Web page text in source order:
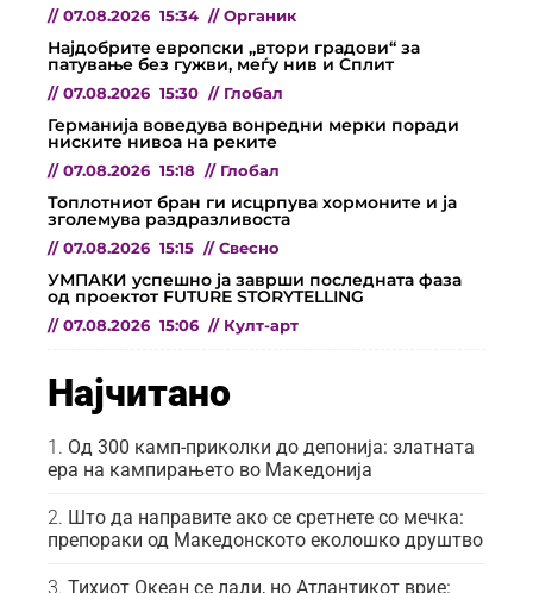
// 07.08.2026 15:34 // Органик
Најдобрите европски „втори градови“ за
патување без гужви, меѓу нив и Сплит
// 07.08.2026 15:30 // Глобал
Германија воведува вонредни мерки поради
ниските нивоа на реките
// 07.08.2026 15:18 // Глобал
Топлотниот бран ги исцрпува хормоните и ја
зголемува раздразливоста
// 07.08.2026 15:15 // Свесно
УМПАКИ успешно ја заврши последната фаза
од проектот FUTURE STORYTELLING
// 07.08.2026 15:06 // Култ-арт
Најчитано
Од 300 камп-приколки до депонија: златната
ера на кампирањето во Македонија
Што да направите ако се сретнете со мечка:
препораки од Македонското еколошко друштво
Тихиот Океан се лади, но Атлантикот врие: